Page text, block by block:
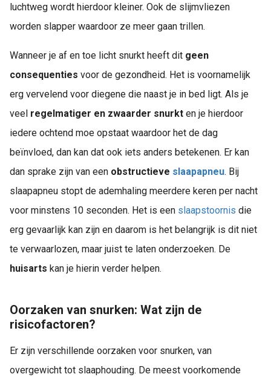
luchtweg wordt hierdoor kleiner. Ook de slijmvliezen
worden slapper waardoor ze meer gaan trillen.
Wanneer je af en toe licht snurkt heeft dit geen
consequenties voor de gezondheid. Het is voornamelijk
erg vervelend voor diegene die naast je in bed ligt. Als je
veel regelmatiger en zwaarder snurkt en je hierdoor
iedere ochtend moe opstaat waardoor het de dag
beïnvloed, dan kan dat ook iets anders betekenen. Er kan
dan sprake zijn van een obstructieve slaapapneu. Bij
slaapapneu stopt de ademhaling meerdere keren per nacht
voor minstens 10 seconden. Het is een slaapstoornis die
erg gevaarlijk kan zijn en daarom is het belangrijk is dit niet
te verwaarlozen, maar juist te laten onderzoeken. De
huisarts kan je hierin verder helpen.
Oorzaken van snurken: Wat zijn de
risicofactoren?
Er zijn verschillende oorzaken voor snurken, van
overgewicht tot slaaphouding. De meest voorkomende